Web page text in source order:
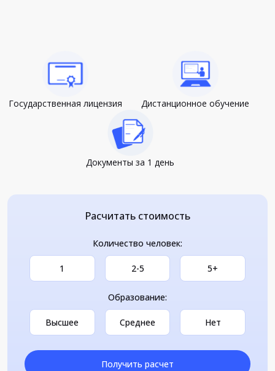
Государственная лицензия Дистанционное обучение
Документы за 1 день
Расчитать стоимость
Количество человек:
1 2-5 5+
Образование:
Высшее Среднее Нет
Получить расчет